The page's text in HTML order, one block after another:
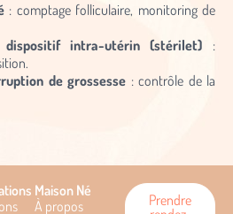
: comptage folliculaire, monitoring de
dispositif intra-utérin (stérilet) :
de grossesse : contrôle de la
Maison Né
À propos
Prendre